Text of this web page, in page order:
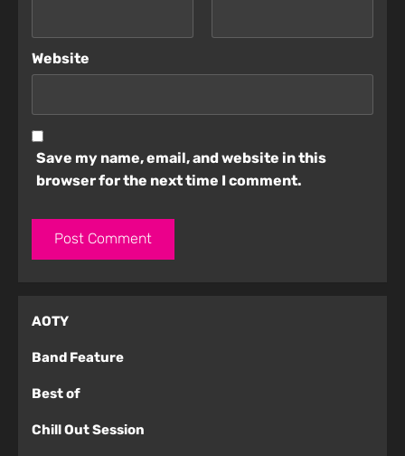
Website
Save my name, email, and website in this
browser for the next time I comment.
AOTY
Band Feature
Best of
Chill Out Session